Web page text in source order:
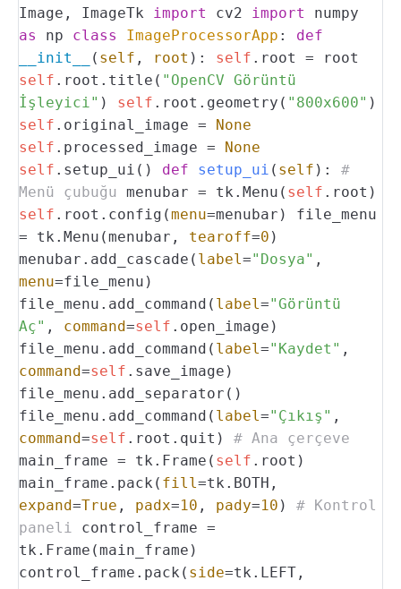
Image, ImageTk
import cv2 import
numpy
as
np class ImageProcessorApp :
def
__init__
( self , root ): self .root = root
self .root.title( "OpenCV Görüntü
İşleyici" ) self .root.geometry( "800x600" )
self .original_image = None
self .processed_image = None
self .setup_ui() def setup_ui ( self ):
#
Menü çubuğu
menubar = tk.Menu( self .root)
self .root.config(menu=menubar)
file_menu
= tk.Menu(menubar, tearoff=0 )
menubar.add_cascade( label="Dosya" ,
menu=file_menu)
file_menu.add_command( label="Görüntü
Aç" , command=self .open_image)
file_menu.add_command( label="Kaydet" ,
command=self .save_image)
file_menu.add_separator()
file_menu.add_command( label="Çıkış" ,
command=self .root.quit)
# Ana çerçeve
main_frame = tk.Frame( self .root)
main_frame.pack( fill=tk.BOTH,
expand=True , padx=10 , pady=10 )
# Kontrol
paneli
control_frame =
tk.Frame(main_frame)
control_frame.pack( side=tk.LEFT,